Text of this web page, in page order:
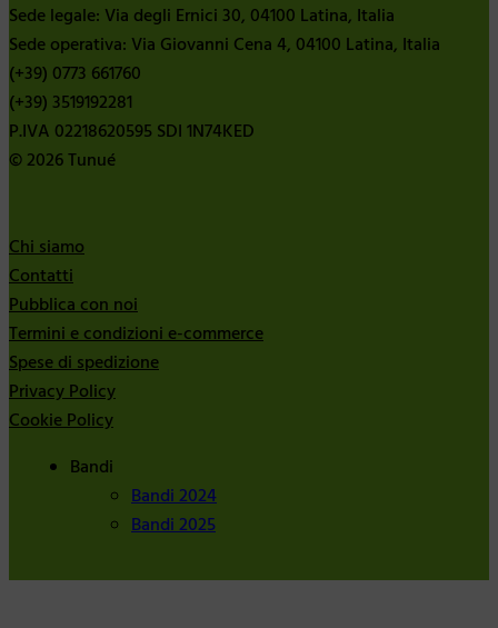
Sede legale: Via degli Ernici 30, 04100 Latina, Italia
Sede operativa: Via Giovanni Cena 4, 04100 Latina, Italia
(+39) 0773 661760
(+39) 3519192281
P.IVA 02218620595 SDI 1N74KED
© 2026 Tunué
Chi siamo
Contatti
Pubblica con noi
Termini e condizioni e-commerce
Spese di spedizione
Privacy Policy
Cookie Policy
Bandi
Bandi 2024
Bandi 2025